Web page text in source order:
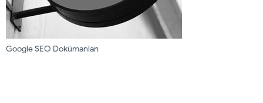
Google SEO Dokümanları